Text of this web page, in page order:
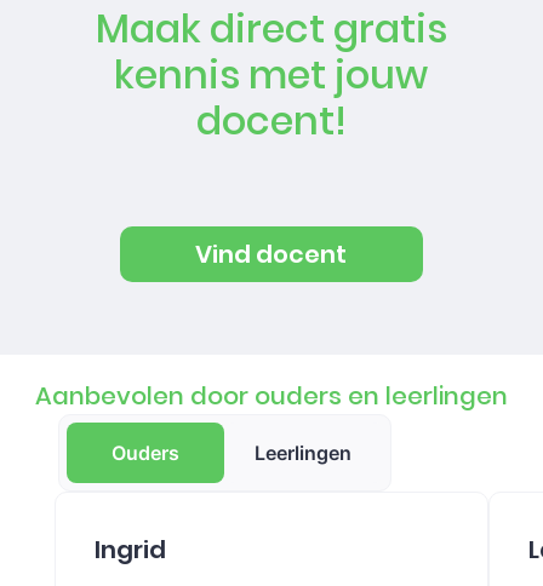
Maak direct gratis
kennis met jouw
docent!
Vind docent
Aanbevolen door ouders en leerlingen
Ouders Leerlingen
Ingrid